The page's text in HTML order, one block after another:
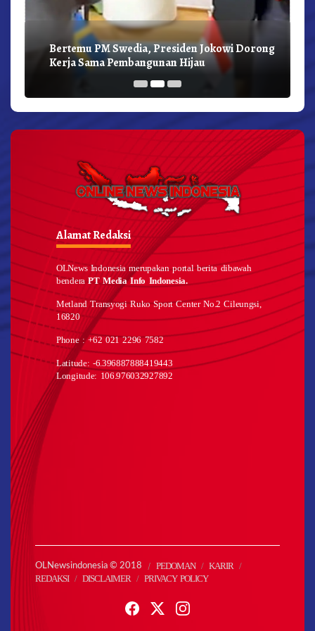
Bertemu PM Swedia, Presiden Jokowi Dorong
Kerja Sama Pembangunan Hijau
Alamat Redaksi
OLNews Indonesia merupakan portal berita dibawah
benderaPT Media Info Indonesia.
Metland Transyogi Ruko Sport Center No.2 Cileungsi,
16820
Phone : +62 021 2296 7582
Latitude: -6.396887888419443
Longitude: 106.976032927892
OLNewsindonesia © 2018 PEDOMAN
KARIR
REDAKSI
DISCLAIMER PRIVACY POLICY